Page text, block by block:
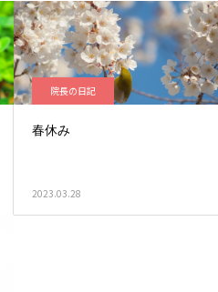
院長の日記
春休み
2023.03.28